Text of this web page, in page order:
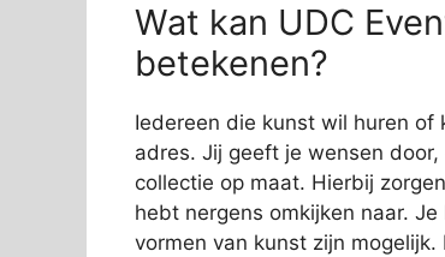
Wat kan UDC
betekenen?
Iedereen die kunst wil huren of
adres. Jij geeft je wensen
collectie op maat. Hierbij
hebt nergens omkijken naar.
vormen van kunst zijn